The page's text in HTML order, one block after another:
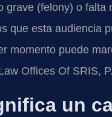
grave (felony) o
que esta audiencia
momento puede
Offices Of SRIS,
un